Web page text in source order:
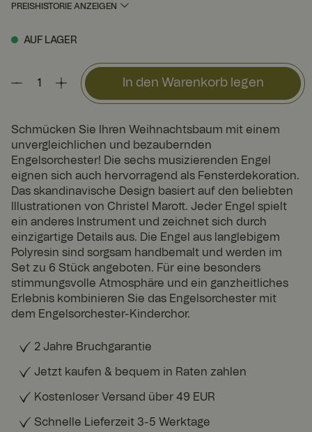
PREISHISTORIE ANZEIGEN
AUF LAGER
In den Warenkorb legen
Schmücken Sie Ihren Weihnachtsbaum mit einem
unvergleichlichen und bezaubernden
Engelsorchester! Die sechs musizierenden Engel
eignen sich auch hervorragend als Fensterdekoration.
Das skandinavische Design basiert auf den beliebten
Illustrationen von Christel Marott. Jeder Engel spielt
ein anderes Instrument und zeichnet sich durch
einzigartige Details aus. Die Engel aus langlebigem
Polyresin sind sorgsam handbemalt und werden im
Set zu 6 Stück angeboten. Für eine besonders
stimmungsvolle Atmosphäre und ein ganzheitliches
Erlebnis kombinieren Sie das Engelsorchester mit
dem Engelsorchester-Kinderchor.
2 Jahre Bruchgarantie
Jetzt kaufen & bequem in Raten zahlen
Kostenloser Versand über 49 EUR
Schnelle Lieferzeit 3-5 Werktage